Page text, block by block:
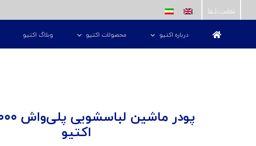
کردن
تماس با ما
درباره اکتیو محصولات اکتیو وبلاگ اکتیو
اکتیو